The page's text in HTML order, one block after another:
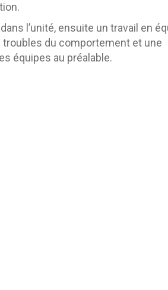
l’unité, ensuite un travail en
du comportement et une
équipes au préalable.